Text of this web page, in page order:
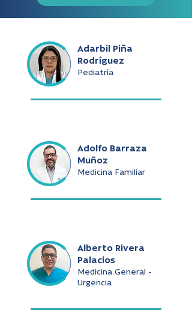
Adarbil Piña
Rodríguez
Pediatría
Adolfo Barraza
Muñoz
Medicina Familiar
Alberto Rivera
Palacios
Medicina General -
Urgencia